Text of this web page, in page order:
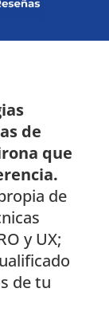
de
que
de
y UX;
de tu